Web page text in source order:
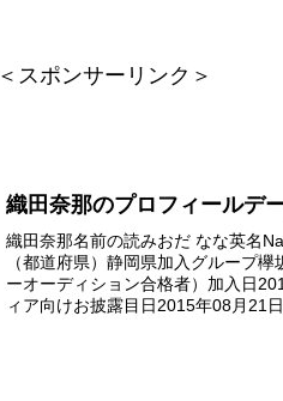
＜スポンサーリンク＞
織田奈那のプロフィールデ
織田奈那名前の読みおだ なな英名
（都道府県）静岡県加入グループ
ーオーディション合格者）加入日
ィア向けお披露目日2015年08月21